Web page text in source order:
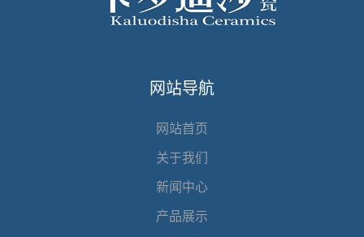
网站导航
网站首页
关于我们
新闻中心
产品展示